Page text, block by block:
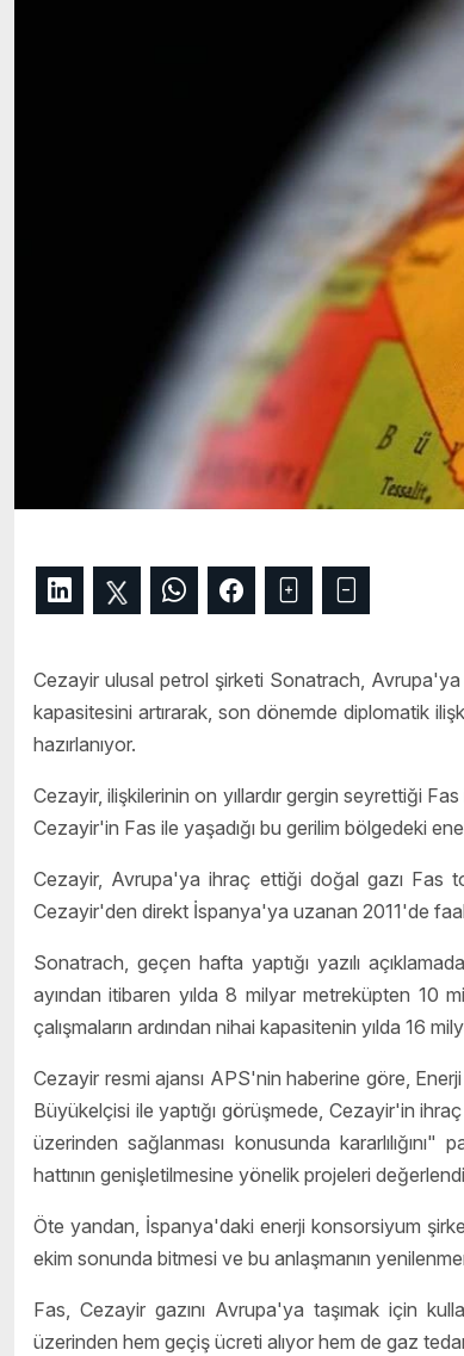
Cezayir ulusal petrol şirketi Sonatrach,
kapasitesini artırarak, son dönemde diplomatik
hazırlanıyor.
Cezayir, ilişkilerinin on yıllardır gergin seyrettiği
Cezayir'in Fas ile yaşadığı bu gerilim bölgedeki
Cezayir, Avrupa'ya ihraç ettiği doğal gazı Fas
Cezayir'den direkt İspanya'ya uzanan 2011'de
Sonatrach, geçen hafta yaptığı yazılı
ayından itibaren yılda 8 milyar metreküpten 10
çalışmaların ardından nihai kapasitenin yılda 16
Cezayir resmi ajansı APS'nin haberine göre,
Büyükelçisi ile yaptığı görüşmede, Cezayir'in
üzerinden sağlanması konusunda
hattının genişletilmesine yönelik projeleri
Öte yandan, İspanya'daki enerji konsorsiyum
ekim sonunda bitmesi ve bu anlaşmanın
Fas, Cezayir gazını Avrupa'ya taşımak için
üzerinden hem geçiş ücreti alıyor hem de gaz